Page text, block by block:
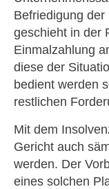
Befriedigung
geschieht in der
Einmalzahlung
diese der
bedient werden
restlichen
Mit dem
Gericht auch
werden. Der
eines solchen